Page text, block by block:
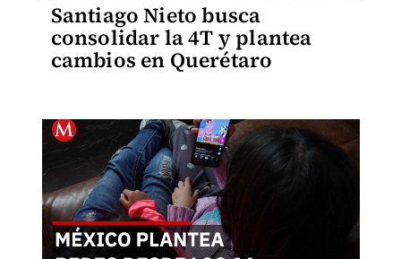
Santiago Nieto busca
consolidar la 4T y plantea
cambios en Querétaro